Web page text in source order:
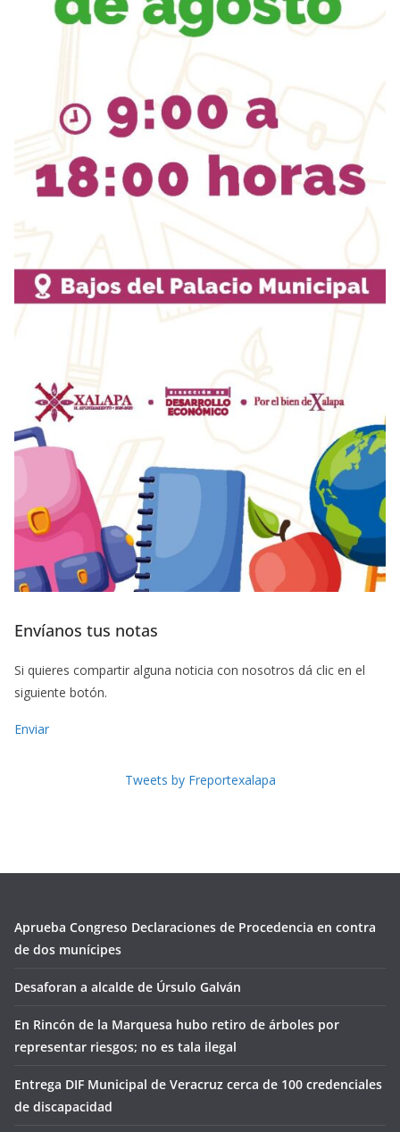
Envíanos tus notas
Si quieres compartir alguna noticia con nosotros dá clic en el
siguiente botón.
Enviar
Tweets by Freportexalapa
Aprueba Congreso Declaraciones de Procedencia en contra
de dos munícipes
Desaforan a alcalde de Úrsulo Galván
En Rincón de la Marquesa hubo retiro de árboles por
representar riesgos; no es tala ilegal
Entrega DIF Municipal de Veracruz cerca de 100 credenciales
de discapacidad